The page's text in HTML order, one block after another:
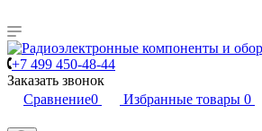
+7 499 450-48-44
Заказать звонок
Сравнение0 Избранные товары 0